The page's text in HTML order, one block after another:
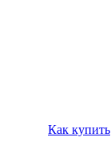
Как купить